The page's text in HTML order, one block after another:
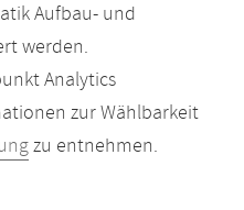
Aufbau- und
werden.
Analytics
zur Wählbarkeit
zu entnehmen.